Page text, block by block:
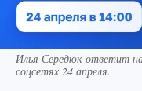
Илья Середюк ответит на
соцсетях 24 апреля.